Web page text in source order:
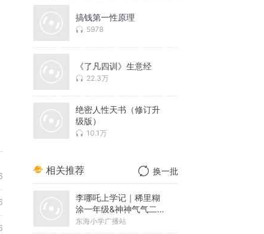
搞钱第一性原理
5978
《了凡四训》生意经
22.3万
绝密人性天书（修订升
级版）
10.1万
相关推荐 换一批
李哪吒上学记｜稀里糊
涂一年级&神神气气二年
级
东海小学广播站